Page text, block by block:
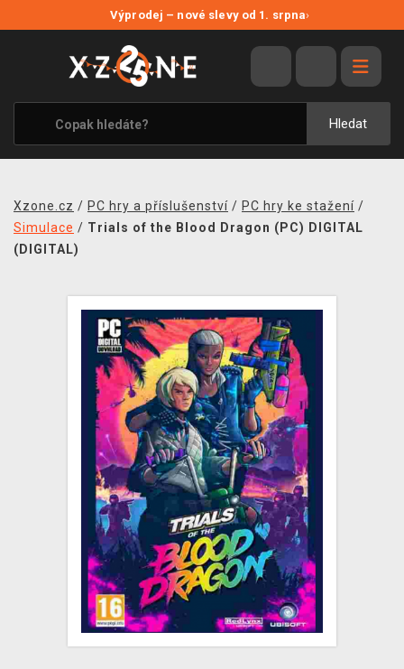
Výprodej – nové slevy od 1. srpna›
Hledat
VÝPRODEJ
VIDEOHRY
XZONE ORIGINALS
TÉMATIKY
MERCHANDISE
PRODEJNY
XZONE KLUB
TCG & BOARDGAME HUB
VÝKUP HER (BAZAR)
Xzone.cz / PC hry a příslušenství / PC hry ke stažení /
Simulace / Trials of the Blood Dragon (PC) DIGITAL
(DIGITAL)